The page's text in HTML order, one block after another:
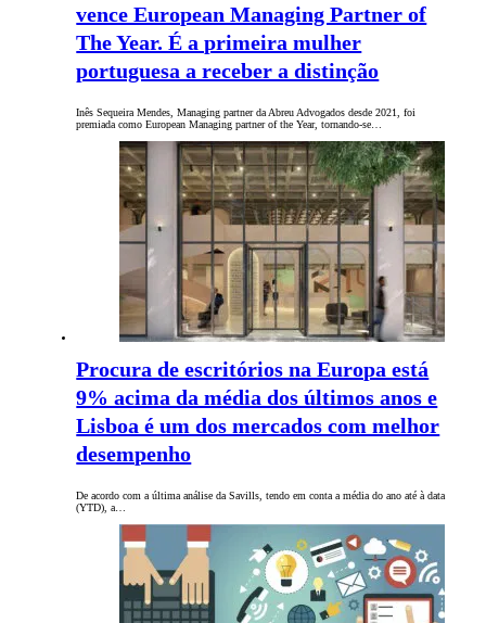
vence European Managing Partner of
The Year. É a primeira mulher
portuguesa a receber a distinção
Inês Sequeira Mendes, Managing partner da Abreu Advogados desde 2021, foi
premiada como European Managing partner of the Year, tornando-se…
Procura de escritórios na Europa está
9% acima da média dos últimos anos e
Lisboa é um dos mercados com melhor
desempenho
De acordo com a última análise da Savills, tendo em conta a média do ano até à data
(YTD), a…